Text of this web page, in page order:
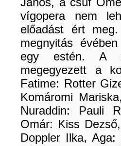
vígopera nem
előadást ért
megnyitás
egy estén. A
megegyezett a
Fatime: Rotter
Komáromi
Nuraddin: Pauli
Omár: Kiss
Doppler Ilka,